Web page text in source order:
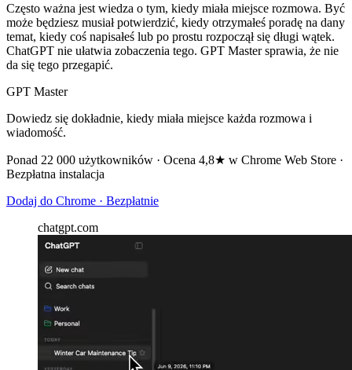
Często ważna jest wiedza o tym, kiedy miała miejsce rozmowa. Być
może będziesz musiał potwierdzić, kiedy otrzymałeś poradę na dany
temat, kiedy coś napisałeś lub po prostu rozpoczął się długi wątek.
ChatGPT nie ułatwia zobaczenia tego. GPT Master sprawia, że ​​nie
da się tego przegapić.
GPT Master
Dowiedz się dokładnie, kiedy miała miejsce każda rozmowa i
wiadomość.
Ponad 22 000 użytkowników · Ocena 4,8★ w Chrome Web Store ·
Bezpłatna instalacja
Dodaj do Chrome · Bezpłatnie
chatgpt.com